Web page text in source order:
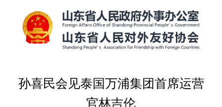
孙喜民会见泰国万浦集团首席运营
官林吉伦